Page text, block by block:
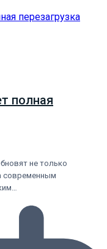
полная
не только
современным